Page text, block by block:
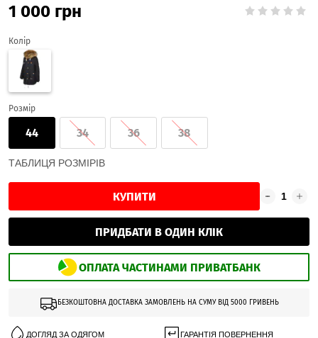
1 000 грн
Колір
Розмір
44 34 36 38
ТАБЛИЦЯ РОЗМІРІВ
КУПИТИ
ПРИДБАТИ В ОДИН КЛІК
ОПЛАТА ЧАСТИНАМИ ПРИВАТБАНК
БЕЗКОШТОВНА ДОСТАВКА ЗАМОВЛЕНЬ НА СУМУ ВІД 5000 ГРИВЕНЬ
ДОГЛЯД ЗА ОДЯГОМ ГАРАНТІЯ ПОВЕРНЕННЯ